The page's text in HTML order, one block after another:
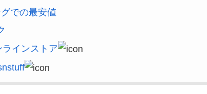
での最安値
ラインストア